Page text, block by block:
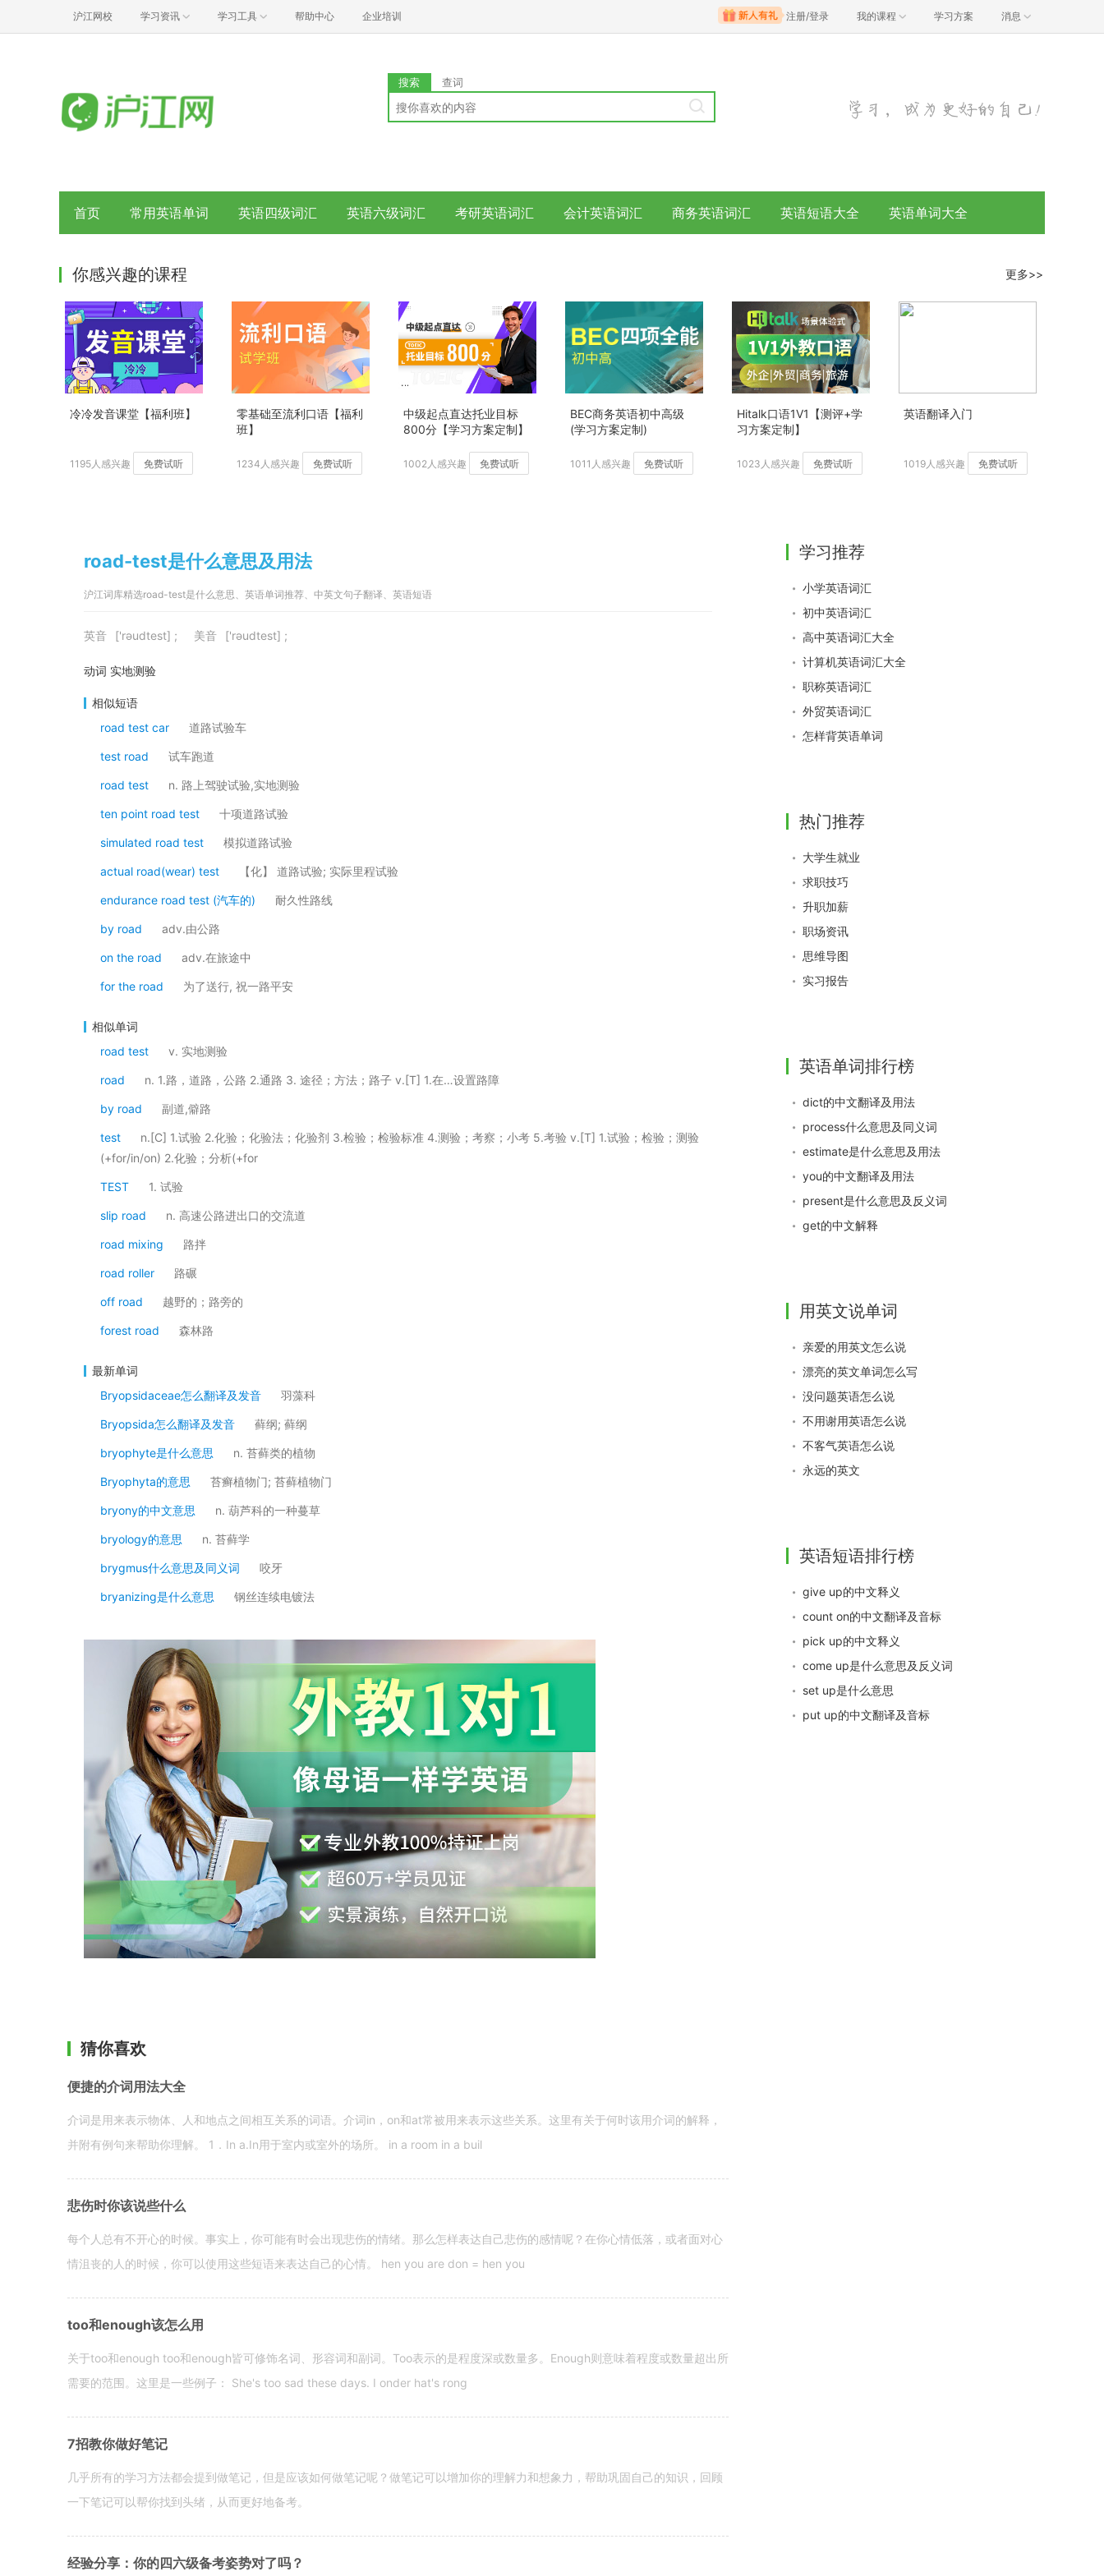
沪江网校 学习资讯 学习工具 帮助中心 企业培训 注册/登录 我的课程 学习方案 消息
搜索 查词
首页 常用英语单词 英语四级词汇 英语六级词汇 考研英语词汇 会计英语词汇 商务英语词汇 英语短语大全 英语单词大全
你感兴趣的课程 更多>>
冷冷发音课堂【福利班】
1195人感兴趣 免费试听
零基础至流利口语【福利
班】
1234人感兴趣 免费试听
中级起点直达托业目标
800分【学习方案定制】
1002人感兴趣 免费试听
BEC商务英语初中高级
(学习方案定制)
1011人感兴趣 免费试听
Hitalk口语1V1【测评+学
习方案定制】
1023人感兴趣 免费试听
英语翻译入门
1019人感兴趣 免费试听
road-test是什么意思及用法
沪江词库精选road-test是什么意思、英语单词推荐、中英文句子翻译、英语短语
英音 ['rəudtest] ; 美音 ['rəudtest] ;
动词 实地测验
相似短语
road test car
道路试验车
test road 试车跑道
road test n. 路上驾驶试验,实地测验
ten point road test 十项道路试验
simulated road test 模拟道路试验
actual road(wear) test 【化】 道路试验; 实际里程试验
endurance road test (汽车的) 耐久性路线
by road adv.由公路
on the road adv.在旅途中
for the road 为了送行, 祝一路平安
相似单词
road test
v. 实地测验
road n. 1.路，道路，公路 2.通路 3. 途径；方法；路子 v.[T] 1.在…设置路障
by road 副道,僻路
test
n.[C] 1.试验 2.化验；化验法；化验剂 3.检验；检验标准 4.测验；考察；小考 5.考验 v.[T] 1.试验；检验；测验
(+for/in/on) 2.化验；分析(+for
TEST 1. 试验
slip road n. 高速公路进出口的交流道
road mixing 路拌
road roller 路碾
off road 越野的；路旁的
forest road 森林路
最新单词
Bryopsidaceae怎么翻译及发音
羽藻科
Bryopsida怎么翻译及发音 藓纲; 藓纲
bryophyte是什么意思 n. 苔藓类的植物
Bryophyta的意思 苔癣植物门; 苔藓植物门
bryony的中文意思 n. 葫芦科的一种蔓草
bryology的意思 n. 苔藓学
brygmus什么意思及同义词 咬牙
bryanizing是什么意思 钢丝连续电镀法
猜你喜欢
便捷的介词用法大全
介词是用来表示物体、人和地点之间相互关系的词语。介词in，on和at常被用来表示这些关系。这里有关于何时该用介词的解释，
并附有例句来帮助你理解。 1．In a.In用于室内或室外的场所。 in a room in a buil
悲伤时你该说些什么
每个人总有不开心的时候。事实上，你可能有时会出现悲伤的情绪。那么怎样表达自己悲伤的感情呢？在你心情低落，或者面对心
情沮丧的人的时候，你可以使用这些短语来表达自己的心情。 hen you are don = hen you
too和enough该怎么用
关于too和enough too和enough皆可修饰名词、形容词和副词。Too表示的是程度深或数量多。Enough则意味着程度或数量超出所
需要的范围。这里是一些例子： She's too sad these days. I onder hat's rong
7招教你做好笔记
几乎所有的学习方法都会提到做笔记，但是应该如何做笔记呢？做笔记可以增加你的理解力和想象力，帮助巩固自己的知识，回顾
一下笔记可以帮你找到头绪，从而更好地备考。
经验分享：你的四六级备考姿势对了吗？
学习推荐
小学英语词汇
初中英语词汇
高中英语词汇大全
计算机英语词汇大全
职称英语词汇
外贸英语词汇
怎样背英语单词
热门推荐
大学生就业
求职技巧
升职加薪
职场资讯
思维导图
实习报告
英语单词排行榜
dict的中文翻译及用法
process什么意思及同义词
estimate是什么意思及用法
you的中文翻译及用法
present是什么意思及反义词
get的中文解释
用英文说单词
亲爱的用英文怎么说
漂亮的英文单词怎么写
没问题英语怎么说
不用谢用英语怎么说
不客气英语怎么说
永远的英文
英语短语排行榜
give up的中文释义
count on的中文翻译及音标
pick up的中文释义
come up是什么意思及反义词
set up是什么意思
put up的中文翻译及音标